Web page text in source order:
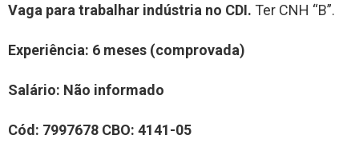
Vaga para trabalhar indústria no CDI. Ter CNH “B”.
Experiência: 6 meses (comprovada)
Salário: Não informado
Cód: 7997678 CBO: 4141-05